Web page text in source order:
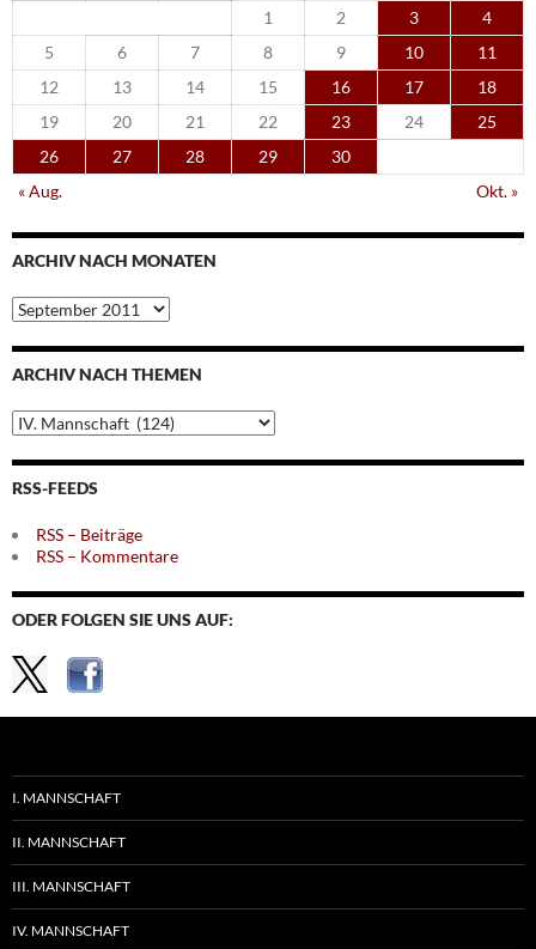
1
2 3
4
5
6 7 8 9 10
11
12
13 14 15 16 17
18
19
20 21 22 23 24
25
26
27 28 29
30
« Aug.
Okt. »
ARCHIV NACH MONATEN
Archiv
nach
Monaten
ARCHIV NACH THEMEN
Archiv
nach
Themen
RSS-FEEDS
RSS – Beiträge
RSS – Kommentare
ODER FOLGEN SIE UNS AUF:
I. MANNSCHAFT
II. MANNSCHAFT
III. MANNSCHAFT
IV. MANNSCHAFT